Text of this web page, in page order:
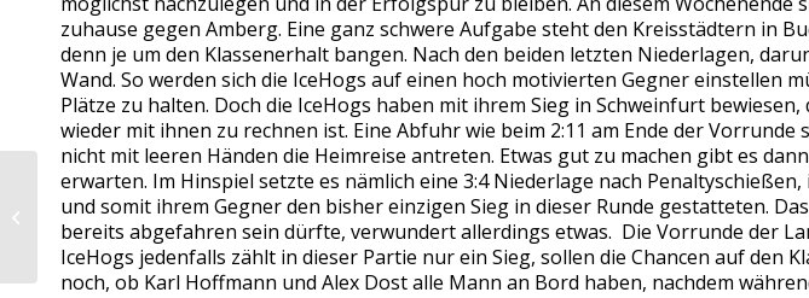
zuhause gegen Amberg. Eine ganz schwere Aufgabe steht den Kreisstädtern in
denn je um den Klassenerhalt bangen. Nach den beiden letzten Niederlagen,
Wand. So werden sich die IceHogs auf einen hoch motivierten Gegner einstellen
Plätze zu halten. Doch die IceHogs haben mit ihrem Sieg in Schweinfurt
wieder mit ihnen zu rechnen ist. Eine Abfuhr wie beim 2:11 am Ende der
nicht mit leeren Händen die Heimreise antreten. Etwas gut zu machen gibt es
erwarten. Im Hinspiel setzte es nämlich eine 3:4 Niederlage nach
und somit ihrem Gegner den bisher einzigen Sieg in dieser Runde gestatteten.
bereits abgefahren sein dürfte, verwundert allerdings etwas. Die Vorrunde der
IceHogs jedenfalls zählt in dieser Partie nur ein Sieg, sollen die Chancen auf den
noch, ob Karl Hoffmann und Alex Dost alle Mann an Bord haben, nachdem
Interview mit dem Pfaffenhofener
Kurier